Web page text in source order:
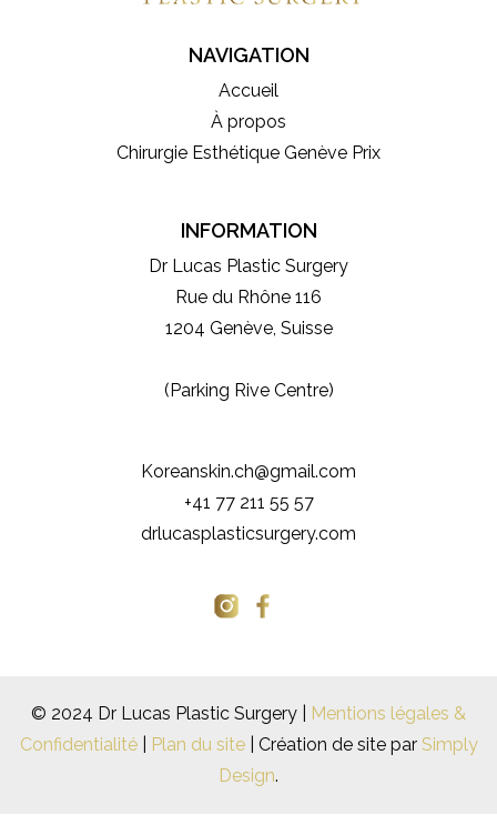
NAVIGATION
Accueil
À propos
Chirurgie Esthétique Genève Prix
INFORMATION
Dr Lucas Plastic Surgery
Rue du Rhône 116
1204 Genève, Suisse
(Parking Rive Centre)
Koreanskin.ch@gmail.com
+41 77 211 55 57
drlucasplasticsurgery.com
© 2024 Dr Lucas Plastic Surgery |
Mentions légales &
Confidentialité| Plan du site| Création de site par Simply
Design.